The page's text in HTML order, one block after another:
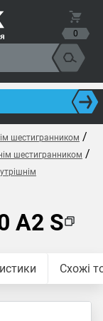
0
шестигранником /
шестигранником /
A2 S
Схожі